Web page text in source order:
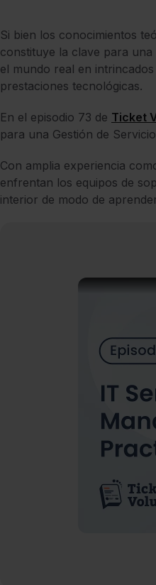
Si bien los conocimientos
constituye la clave para una
el mundo real en
prestaciones tecnológicas.
En el episodio 73 de Ticket
para una Gestión de
Con amplia experiencia
enfrentan los equipos de
interior de modo de